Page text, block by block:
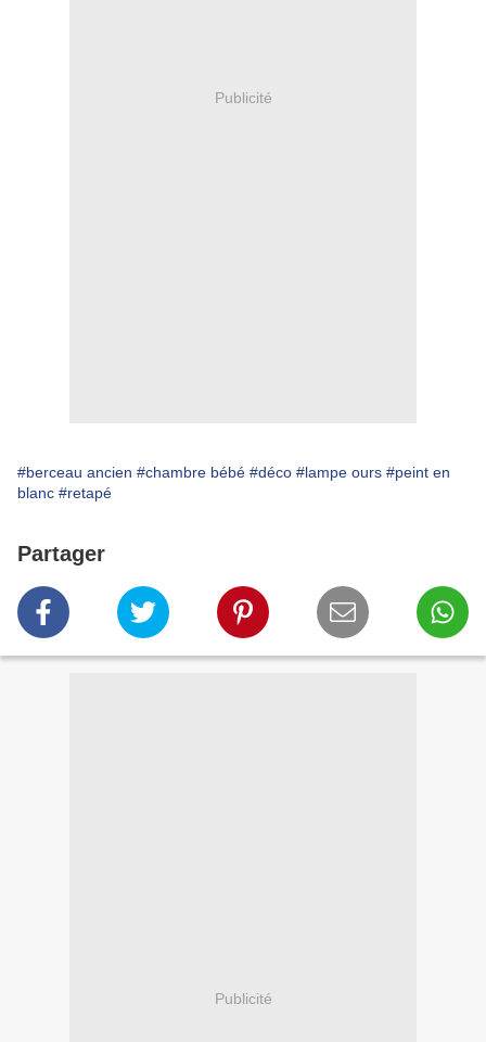
Publicité
#berceau ancien #chambre bébé #déco #lampe ours #peint en
blanc #retapé
Partager
Publicité